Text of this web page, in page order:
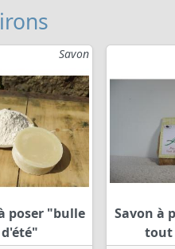
Savon
poser "bulle
d'été"
Savon à
tout